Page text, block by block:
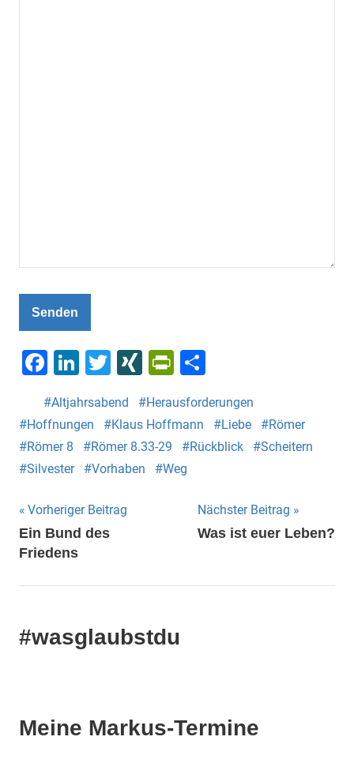
Senden
Facebook
LinkedIn
Twitter
XINGPrintFriendly
Altjahrsabend
Herausforderungen
Hoffnungen
Klaus Hoffmann Liebe
Römer
Römer 8
Römer 8.33-29 Rückblick
Scheitern
Silvester
Vorhaben Weg
Beitragsnavigation
Vorheriger Beitrag
Ein Bund des
Friedens
Nächster Beitrag
Was ist euer Leben?
#wasglaubstdu
Meine Markus-Termine